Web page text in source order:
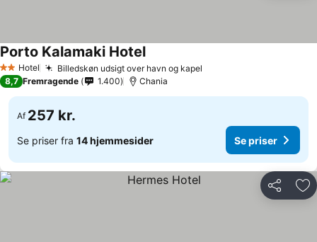
2 Stjerner
Hotel Billedskøn udsigt over havn og kapel
Porto Kalamaki Hotel
8,7 Fremragende 1.400 Chania
Af 257 kr.
Se priser fra 14 hjemmesider Se priser
Del